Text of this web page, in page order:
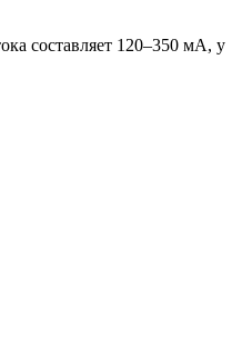
составляет 120–350 мА, у